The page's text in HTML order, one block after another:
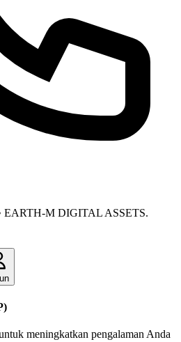
EARTH-M DIGITAL ASSETS.
meningkatkan pengalaman Anda